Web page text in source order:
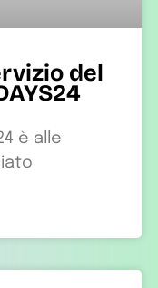
del
è alle